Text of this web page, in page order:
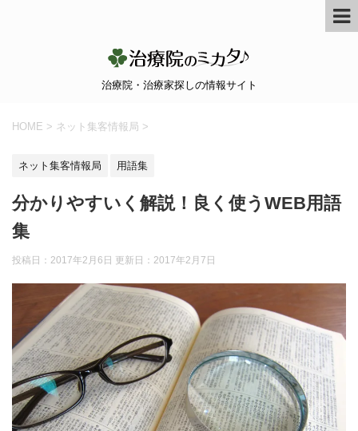
治療院・治療家探しの情報サイト
HOME > ネット集客情報局 >
ネット集客情報局 用語集
分かりやすいく解説！良く使うWEB用語
集
投稿日：2017年2月6日 更新日： 2017年2月7日